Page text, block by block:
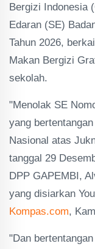
Bergizi Indonesia
Edaran (SE)
Tahun 2026,
Makan Bergizi
sekolah.
"Menolak SE
yang
Nasional atas
tanggal 29
DPP GAPEMBI,
yang disiarkan
Kompas.com,
"Dan